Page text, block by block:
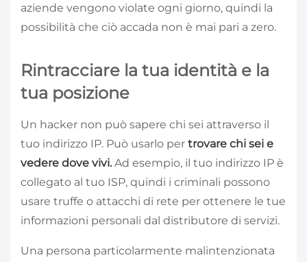
aziende vengono violate ogni giorno, quindi la
possibilità che ciò accada non è mai pari a zero.
Rintracciare la tua identità e la
tua posizione
Un hacker non può sapere chi sei attraverso il
tuo indirizzo IP. Può usarlo per trovare chi sei e
vedere dove vivi. Ad esempio, il tuo indirizzo IP è
collegato al tuo ISP, quindi i criminali possono
usare truffe o attacchi di rete per ottenere le tue
informazioni personali dal distributore di servizi.
Una persona particolarmente malintenzionata